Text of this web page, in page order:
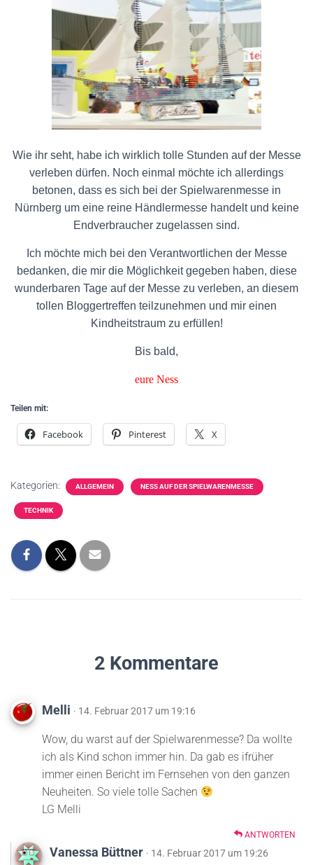
Wie ihr seht, habe ich wirklich tolle Stunden auf der Messe
verleben dürfen. Noch einmal möchte ich allerdings
betonen, dass es sich bei der Spielwarenmesse in
Nürnberg um eine reine Händlermesse handelt und keine
Endverbraucher zugelassen sind.
Ich möchte mich bei den Verantwortlichen der Messe
bedanken, die mir die Möglichkeit gegeben haben, diese
wunderbaren Tage auf der Messe zu verleben, an diesem
tollen Bloggertreffen teilzunehmen und mir einen
Kindheitstraum zu erfüllen!
Bis bald,
eure Ness
Teilen mit:
Facebook Pinterest X
Kategorien: ALLGEMEIN NESS AUF DER SPIELWARENMESSE
TECHNIK
2 Kommentare
Melli · 14. Februar 2017 um 19:16
Wow, du warst auf der Spielwarenmesse? Da wollte
ich als Kind schon immer hin. Da gab es ifrüher
immer einen Bericht im Fernsehen von den ganzen
Neuheiten. So viele tolle Sachen
LG Melli
ANTWORTEN
Vanessa Büttner · 14. Februar 2017 um 19:26